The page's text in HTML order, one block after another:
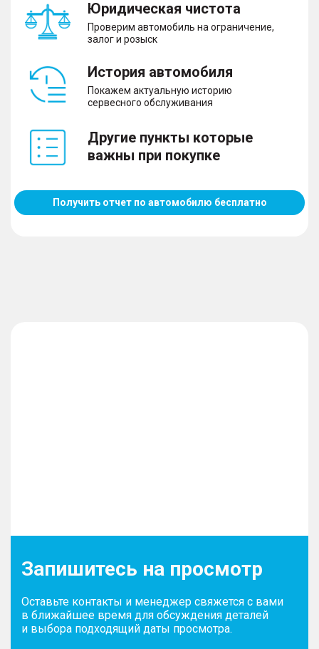
Юридическая чистота
Проверим автомобиль на ограничение,
залог и розыск
История автомобиля
Покажем актуальную историю
сервесного обслуживания
Другие пункты которые
важны при покупке
Получить отчет по автомобилю бесплатно
Запишитесь на просмотр
Оставьте контакты и менеджер свяжется с вами
в ближайшее время для обсуждения деталей
и выбора подходящий даты просмотра.